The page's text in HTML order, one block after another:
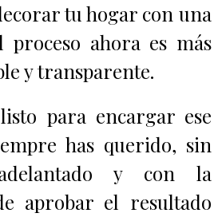
tu hogar con una
proceso ahora es más
y transparente.
para encargar ese
has querido, sin
y con la
aprobar el resultado